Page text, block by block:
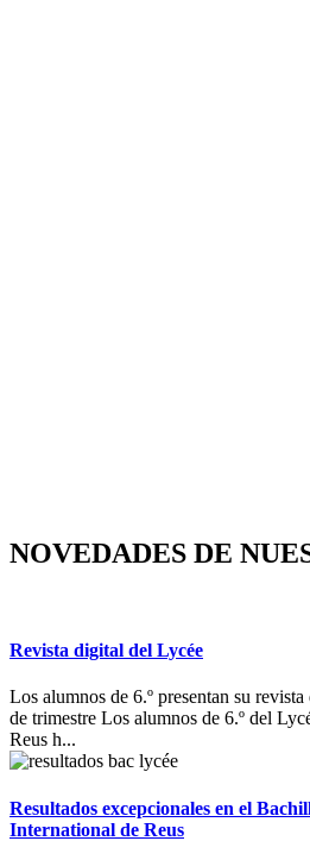
NOVEDADES DE
Revista digital del Lycée
Los alumnos de 6.º presentan su
de trimestre Los alumnos de 6.º del
Reus h...
Resultados excepcionales en el
International de Reus